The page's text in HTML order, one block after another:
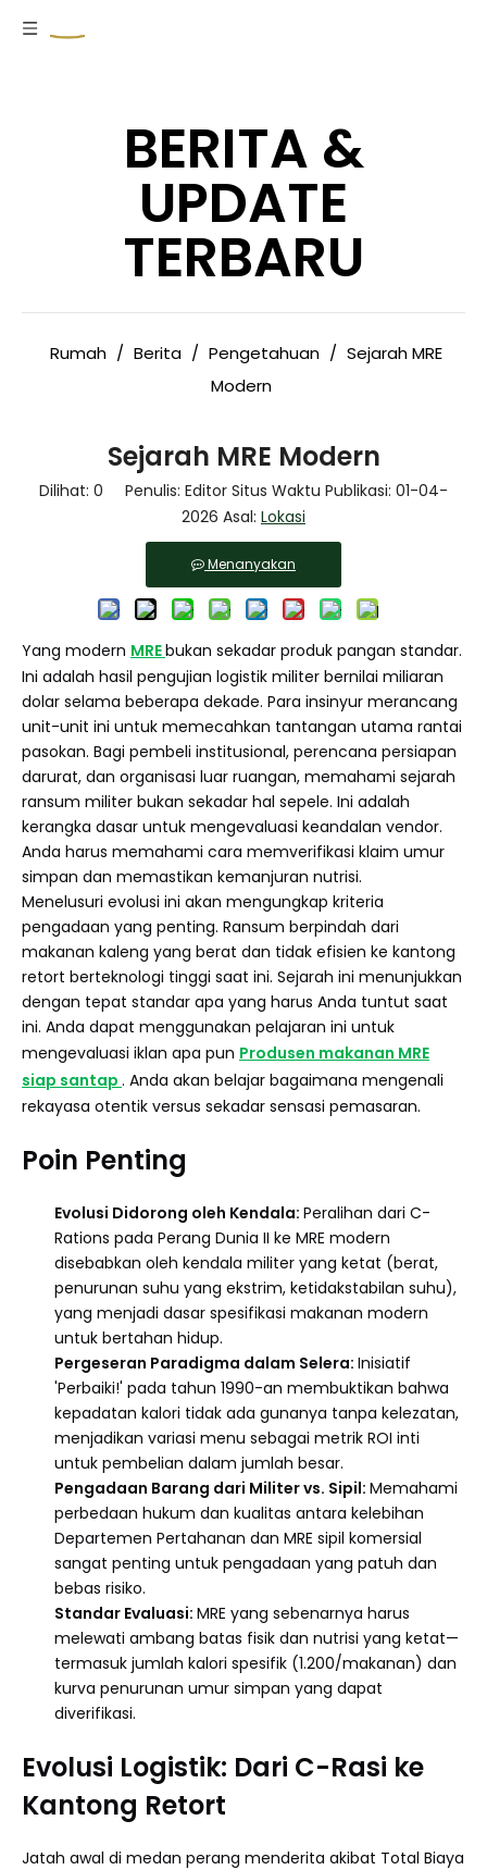
BERITA &
UPDATE
TERBARU
Rumah / Berita / Pengetahuan / Sejarah MRE
Modern
Sejarah MRE Modern
Dilihat: 0 Penulis: Editor Situs Waktu Publikasi: 01-04-
2026 Asal: Lokasi
Menanyakan
Yang modern MREbukan sekadar produk pangan standar.
Ini adalah hasil pengujian logistik militer bernilai miliaran
dolar selama beberapa dekade. Para insinyur merancang
unit-unit ini untuk memecahkan tantangan utama rantai
pasokan. Bagi pembeli institusional, perencana persiapan
darurat, dan organisasi luar ruangan, memahami sejarah
ransum militer bukan sekadar hal sepele. Ini adalah
kerangka dasar untuk mengevaluasi keandalan vendor.
Anda harus memahami cara memverifikasi klaim umur
simpan dan memastikan kemanjuran nutrisi.
Menelusuri evolusi ini akan mengungkap kriteria
pengadaan yang penting. Ransum berpindah dari
makanan kaleng yang berat dan tidak efisien ke kantong
retort berteknologi tinggi saat ini. Sejarah ini menunjukkan
dengan tepat standar apa yang harus Anda tuntut saat
ini. Anda dapat menggunakan pelajaran ini untuk
mengevaluasi iklan apa pun Produsen makanan MRE
siap santap . Anda akan belajar bagaimana mengenali
rekayasa otentik versus sekadar sensasi pemasaran.
Poin Penting
Evolusi Didorong oleh Kendala: Peralihan dari C-
Rations pada Perang Dunia II ke MRE modern
disebabkan oleh kendala militer yang ketat (berat,
penurunan suhu yang ekstrim, ketidakstabilan suhu),
yang menjadi dasar spesifikasi makanan modern
untuk bertahan hidup.
Pergeseran Paradigma dalam Selera: Inisiatif
'Perbaiki!' pada tahun 1990-an membuktikan bahwa
kepadatan kalori tidak ada gunanya tanpa kelezatan,
menjadikan variasi menu sebagai metrik ROI inti
untuk pembelian dalam jumlah besar.
Pengadaan Barang dari Militer vs. Sipil: Memahami
perbedaan hukum dan kualitas antara kelebihan
Departemen Pertahanan dan MRE sipil komersial
sangat penting untuk pengadaan yang patuh dan
bebas risiko.
Standar Evaluasi: MRE yang sebenarnya harus
melewati ambang batas fisik dan nutrisi yang ketat—
termasuk jumlah kalori spesifik (1.200/makanan) dan
kurva penurunan umur simpan yang dapat
diverifikasi.
Evolusi Logistik: Dari C-Rasi ke
Kantong Retort
Jatah awal di medan perang menderita akibat Total Biaya